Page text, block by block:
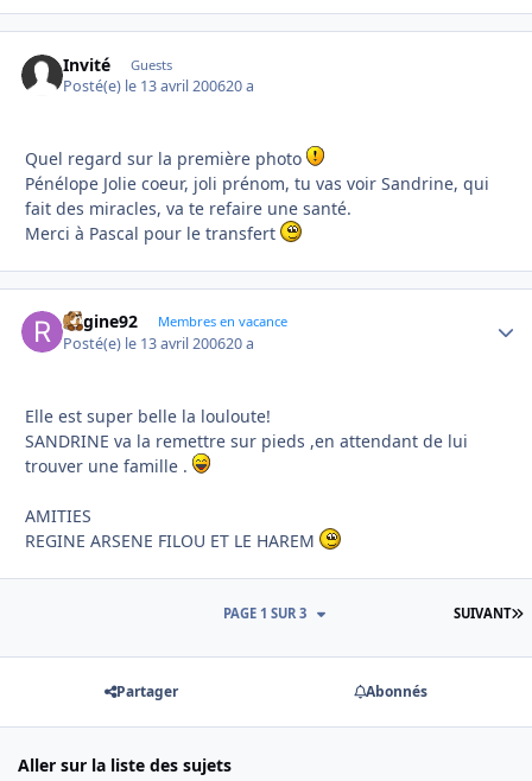
Invité Guests
Posté(e) le 13 avril 200620 a
Quel regard sur la première photo
Pénélope Jolie coeur, joli prénom, tu vas voir Sandrine, qui
fait des miracles, va te refaire une santé.
Merci à Pascal pour le transfert
Regine92 Membres en vacance
Posté(e) le 13 avril 200620 a
Elle est super belle la louloute!
SANDRINE va la remettre sur pieds ,en attendant de lui
trouver une famille .
AMITIES
REGINE ARSENE FILOU ET LE HAREM
SUIVANT
PAGE 1 SUR 3
Partager Abonnés
Aller sur la liste des sujets